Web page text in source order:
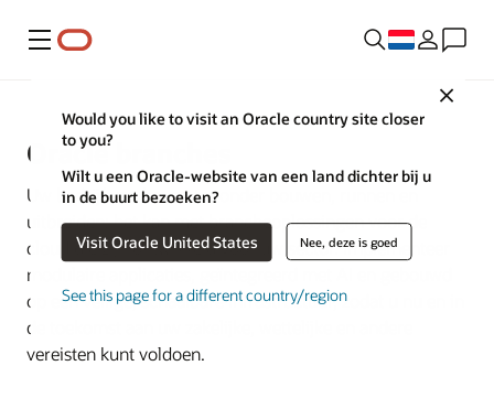
Menu
Close
Would you like to visit an Oracle country site closer
to you?
Wilt u een Oracle-website van een land dichter bij u
in de buurt bezoeken?
Visit Oracle United States Nee, deze is goed
See this page for a different country/region
Oracle branches
Uw bedrijf van boven tot onder bouwen, runnen en
uitbreiden: het kan met brancheoplossingen voor de
cloud die zijn ontwikkeld voor uw sector. Implementeer
modulaire applicaties, geïntegreerd met AI en gebouwd
op een veilige, schaalbare infrastructuur, zodat u nu en in
de toekomst aan uw zakelijke, wettelijke en andere
vereisten kunt voldoen.